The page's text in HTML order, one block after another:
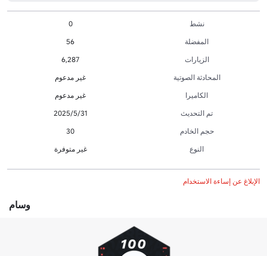
نشط
0
المفضلة
56
الزيارات
6,287
المحادثة الصوتية
غير مدعوم
الكاميرا
غير مدعوم
تم التحديث
31‏/5‏/2025
حجم الخادم
30
النوع
غير متوفرة
الإبلاغ عن إساءة الاستخدام
وسام